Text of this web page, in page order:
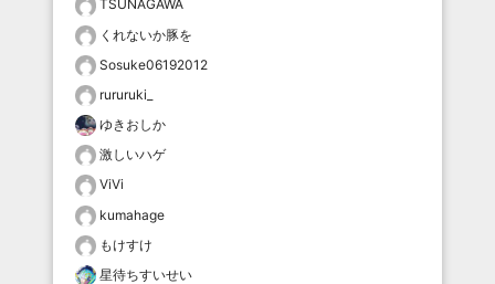
TSUNAGAWA
くれないか豚を
Sosuke06192012
rururuki_
ゆきおしか
激しいハゲ
ViVi
kumahage
もけすけ
星待ちすいせい